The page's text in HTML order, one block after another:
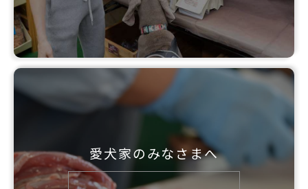
愛犬家のみなさまへ